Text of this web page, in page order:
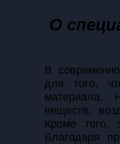
О
В
для того,
материала.
веществ,
Кроме того,
Благодаря